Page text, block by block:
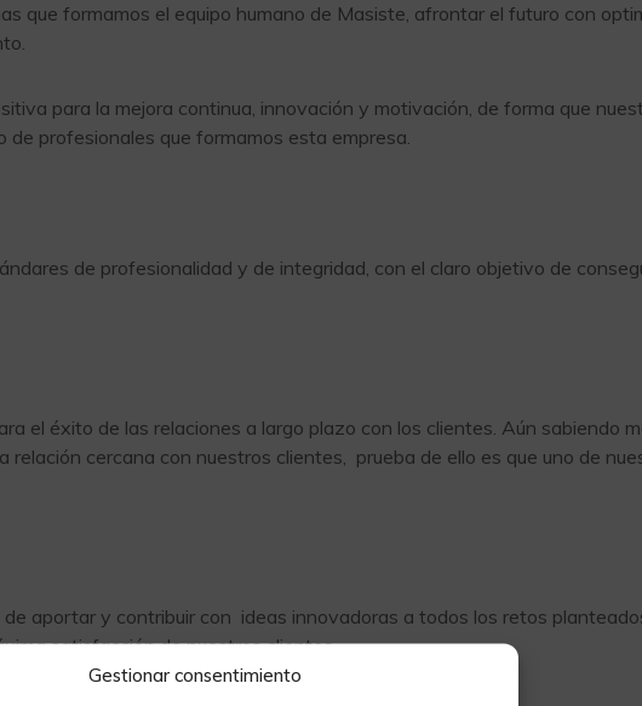
Gestionar consentimiento
que formamos el equipo humano de Masiste, afrontar el futuro con
para la mejora continua, innovación y motivación, de forma que
profesionales que formamos esta empresa.
de profesionalidad y de integridad, con el claro objetivo de
el éxito de las relaciones a largo plazo con los clientes. Aún sabiendo
cercana con nuestros clientes, prueba de ello es que uno de
aportar y contribuir con ideas innovadoras a todos los retos
satisfacción de nuestros clientes.